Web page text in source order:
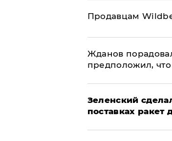
Продавцам
Жданов
предположил,
Зеленский
поставках